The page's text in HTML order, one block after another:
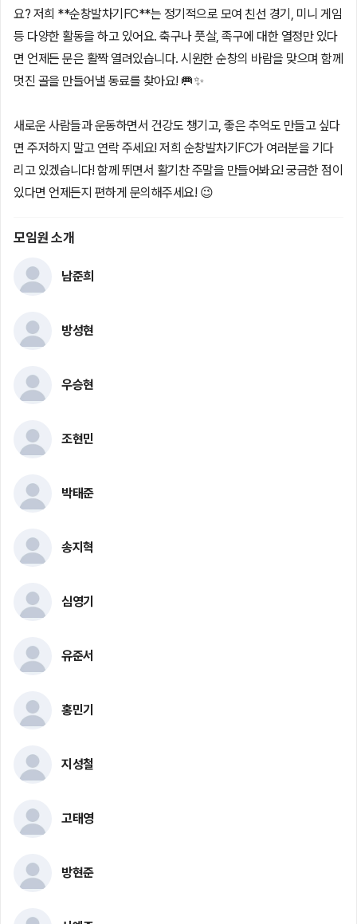
요? 저희 **순창발차기FC**는 정기적으로 모여 친선 경기, 미니 게임
등 다양한 활동을 하고 있어요. 축구나 풋살, 족구에 대한 열정만 있다
면 언제든 문은 활짝 열려있습니다. 시원한 순창의 바람을 맞으며 함께
멋진 골을 만들어낼 동료를 찾아요! 🥅✨
새로운 사람들과 운동하면서 건강도 챙기고, 좋은 추억도 만들고 싶다
면 주저하지 말고 연락 주세요! 저희 순창발차기FC가 여러분을 기다
리고 있겠습니다! 함께 뛰면서 활기찬 주말을 만들어봐요! 궁금한 점이
있다면 언제든지 편하게 문의해주세요! 😉
모임원 소개
남준희
방성현
우승현
조현민
박태준
송지혁
심영기
유준서
홍민기
지성철
고태영
방현준